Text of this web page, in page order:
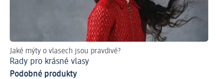
Jaké mýty o vlasech jsou pravdivé?
Rady pro krásné vlasy
Podobné produkty